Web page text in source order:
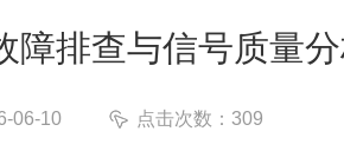
障排查与信号质量
06-10 点击次数：309